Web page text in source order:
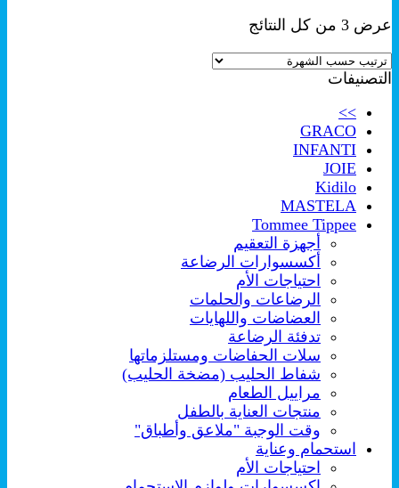
عرض ⁦3⁩ من كل النتائج
حسب
التصنيفات
>>
GRACO
INFANTI
JOIE
Kidilo
MASTELA
Tommee Tippee
أجهزة التعقيم
أكسسوارات الرضاعة
احتياجات الأم
الرضاعات والحلمات
العضاضات واللهايات
تدفئة الرضاعة
سلات الحفاضات ومستلزماتها
شفاط الحليب (مضخة الحليب)
مراييل الطعام
منتجات العناية بالطفل
وقت الوجبة "ملاعق وأطباق"
استحمام وعناية
احتياجات الأم